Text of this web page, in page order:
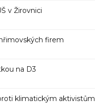
v Žirovnici
firem
na D3
klimatickým aktivistům